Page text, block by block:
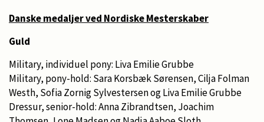
Danske medaljer ved Nordiske Mesterskaber
Guld
Military, individuel pony: Liva Emilie Grubbe
Military, pony-hold: Sara Korsbæk Sørensen, Cilja Folman
Westh, Sofia Zornig Sylvestersen og Liva Emilie Grubbe
Dressur, senior-hold: Anna Zibrandtsen, Joachim